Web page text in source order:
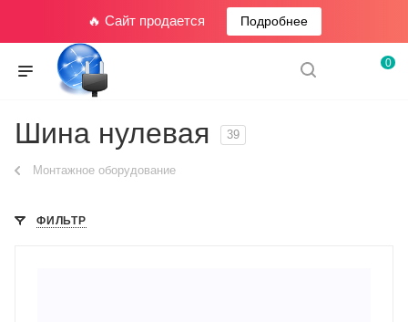
🔥 Сайт продается Подробнее
0
Шина нулевая 39
Монтажное оборудование
ФИЛЬТР